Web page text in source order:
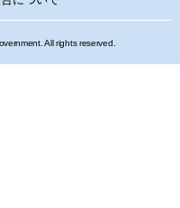
All rights reserved.